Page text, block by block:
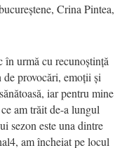
Crina Pintea,
în urmă cu recunoștință
provocări, emoții și
iar pentru mine
am trăit de-a lungul
sezon este una dintre
am încheiat pe locul